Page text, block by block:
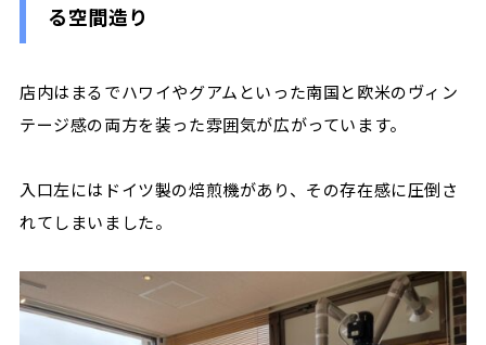
る空間造り
店内はまるでハワイやグアムといった南国と欧米のヴィン
テージ感の両方を装った雰囲気が広がっています。
入口左にはドイツ製の焙煎機があり、その存在感に圧倒さ
れてしまいました。